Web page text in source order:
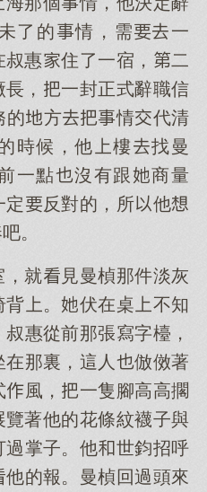
那個情，他決定辭
了的情，需一
惠住了一宿，二
，一封正式辭職信
的方情代清
時候，他樓找曼
一點沒有跟商量
定反對的，所他
。
，就見曼楨那件淡灰
背。伏在桌不知
惠從前那張寫字檯，
那裏，這人倣傚著
風，一隻腳高高擱
著他的花條紋襪子與
過掌子。他世鈞招呼
的報。曼楨回過頭來